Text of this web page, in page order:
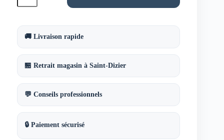
blanc
épais
🚚 Livraison rapide
🏪 Retrait magasin à Saint-Dizier
💬 Conseils professionnels
🔒 Paiement sécurisé